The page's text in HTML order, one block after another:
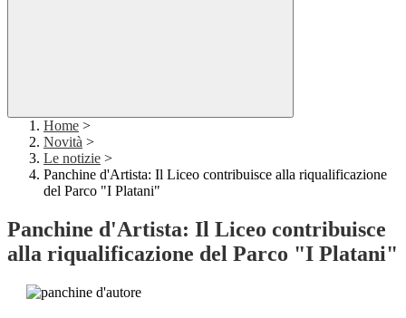
Home >
Novità >
Le notizie >
Panchine d'Artista: Il Liceo contribuisce alla riqualificazione
del Parco "I Platani"
Panchine d'Artista: Il Liceo contribuisce
alla riqualificazione del Parco "I Platani"